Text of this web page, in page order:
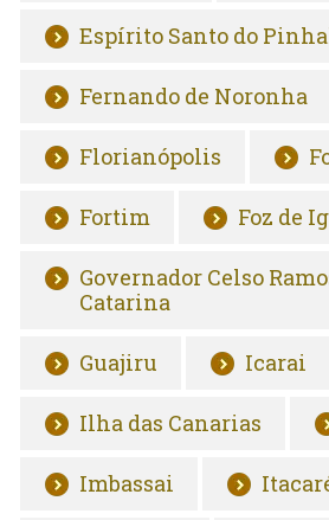
Espírito Santo do
Fernando de Noronha
Florianópolis
Fortim Foz de
Governador Celso
Catarina
Guajiru Icarai
Ilha das Canarias
Imbassai